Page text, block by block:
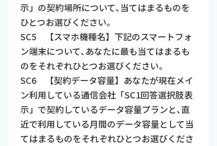
示」の契約場所について､当てはまるものを
ひとつお選びください｡
SC5 【スマホ機種名】下記のスマートフォ
ン端末について､あなたに最も当てはまるも
のをそれぞれひとつお選びください｡
SC6 【契約データ容量】あなたが現在メイ
ン利用している通信会社「SC1回答選択肢表
示」で契約しているデータ容量プランと､直
近で利用している月間のデータ容量として当
てはまるものをそれぞれひとつお選びくださ